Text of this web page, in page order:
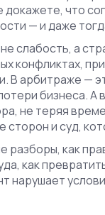
докажете, что
— и даже
слабость, а
конфликтах,
В арбитраже —
бизнеса.
не теряя
сторон и суд,
разборы, как
как
нарушает